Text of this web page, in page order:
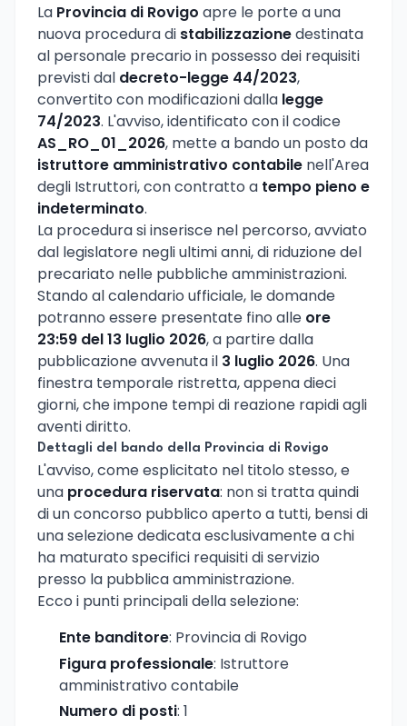
La Provincia di Rovigo apre le porte a una
nuova procedura di stabilizzazionedestinata
al personale precario in possesso dei requisiti
previsti dal decreto-legge 44/2023,
convertito con modificazioni dalla legge
74/2023. L'avviso, identificato con il codice
AS_RO_01_2026, mette a bando un posto da
istruttore amministrativo contabile nell'Area
degli Istruttori, con contratto a tempo pieno e
indeterminato.
La procedura si inserisce nel percorso, avviato
dal legislatore negli ultimi anni, di riduzione del
precariato nelle pubbliche amministrazioni.
Stando al calendario ufficiale, le domande
potranno essere presentate fino alle ore
23:59 del 13 luglio 2026, a partire dalla
pubblicazione avvenuta il 3 luglio 2026. Una
finestra temporale ristretta, appena dieci
giorni, che impone tempi di reazione rapidi agli
aventi diritto.
Dettagli del bando della Provincia di Rovigo
L'avviso, come esplicitato nel titolo stesso, e
una procedura riservata: non si tratta quindi
di un concorso pubblico aperto a tutti, bensi di
una selezione dedicata esclusivamente a chi
ha maturato specifici requisiti di servizio
presso la pubblica amministrazione.
Ecco i punti principali della selezione:
Ente banditore: Provincia di Rovigo
Figura professionale: Istruttore
amministrativo contabile
Numero di posti: 1